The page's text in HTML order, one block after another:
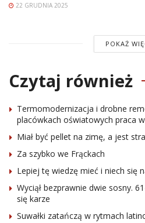
22 GRUDNIA 2025
POKAŻ
Czytaj również
Termomodernizacja i drobne
placówkach oświatowych praca
Miał być pellet na zimę, a jest
Za szybko we Frąckach
Lepiej tę wiedzę mieć i niech się
Wyciął bezprawnie dwie sosny.
się karze
Suwałki zatańczą w rytmach